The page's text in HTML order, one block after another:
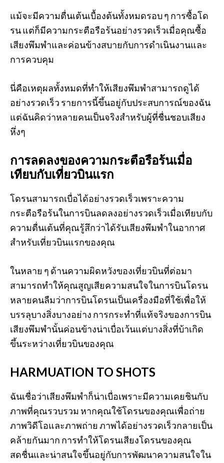
แม้จะมีความตื่นเต้นเบื้องต้นทั้งหมดรอบ ๆ การซื้อโด
รน แต่ก็มีความกระตือรือร้นอย่างรวดเร็วเมื่อคุณซื้อ
เสียงพึมพำและค่อนข้างสบายกับการดำเนินงานและ
การควบคุม
นี่คือเหตุผลทั้งหมดที่ทำให้เสียงพึมพำสามารถดูได้
อย่างรวดเร็ว รายการนี้ขึ้นอยู่กับประสบการณ์ของฉัน
แต่ฉันคิดว่าหลายคนเป็นจริงสำหรับผู้ที่ชื่นชอบเสียง
หึ่งๆ
การลดลงของความกระตือรือร้นเมื่อ
เทียบกับเที่ยวบินแรก
โดรนสามารถเบื่อได้อย่างรวดเร็วเพราะความ
กระตือรือร้นในการบินลดลงอย่างรวดเร็วเมื่อเทียบกับ
ความตื่นเต้นที่คุณรู้สึกว่าได้รับเสียงพึมพำในอากาศ
สำหรับเที่ยวบินแรกของคุณ
ในหลาย ๆ ด้านความผิดหวังของเที่ยวบินที่ต่อมา
สามารถทำให้คุณสูญเสียความสนใจในการบินโดรน
หลายคนลืมว่าการบินโดรนเป็นเครื่องมือที่ใช้เพื่อให้
บรรลุบางสิ่งบางอย่าง การกระทำที่แท้จริงของการบิน
เสียงพึมพำนั้นค่อนข้างน่าเบื่อเว้นแต่บางสิ่งที่บ้าเกิด
ขึ้นระหว่างเที่ยวบินของคุณ
HARMUATION TO SHOTS
ฉันเชื่อว่าเสียงพึมพำก็น่าเบื่อเพราะมีความเคยชินกับ
ภาพที่คุณรวบรวม หากคุณใช้โดรนของคุณเพื่อถ่าย
ภาพวิดีโอและภาพถ่าย ภาพได้อย่างรวดเร็วกลายเป็น
คล้ายกันมาก การทำให้โดรนเสียงโดรนของคุณ
สดชื่นและน่าสนใจขึ้นอยู่กับการพัฒนาความสนใจใน